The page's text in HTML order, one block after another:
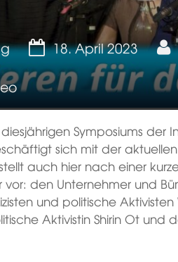
18. April 2023
Symposiums der
sich mit der
auch hier nach einer
vor: den Unternehmer und
und politische
Aktivistin Shirin Ot und